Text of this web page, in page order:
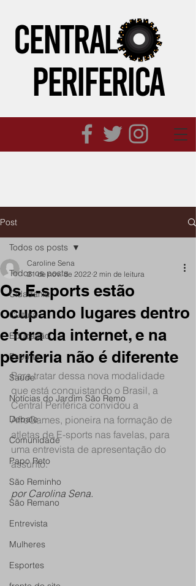
CENTRAL
PERIFeRICA
Post
Todos os posts
Cidadania
Cultura
Educação
Esporte
Saúde
Notícias do Jardim São Remo
Debate
Comunidade
Papo Reto
São Reminho
São Remano
Entrevista
Mulheres
Esportes
Todos os posts
Os E-sports estão
ocupando lugares dentro
e fora da internet, e na
periferia não é diferente
Caroline Sena
21 de nov. de 2022 2 min de leitura
Para tratar dessa nova modalidade
que está conquistando o Brasil, a
Central Periférica convidou a
AfroGames, pioneira na formação de
atletas de E-sports nas favelas, para
uma entrevista de apresentação do
assunto.
por Carolina Sena.